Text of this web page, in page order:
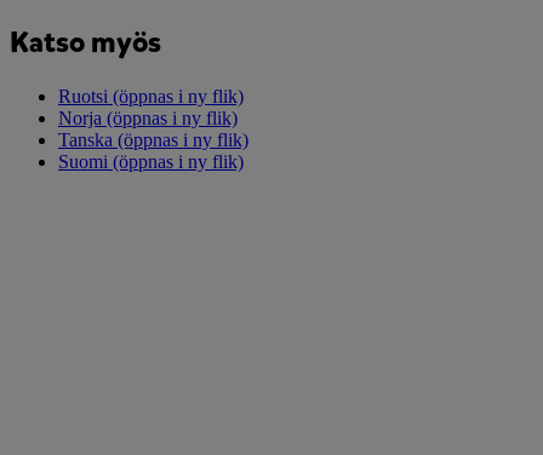
Katso myös
Ruotsi (öppnas i ny flik)
Norja (öppnas i ny flik)
Tanska (öppnas i ny flik)
Suomi (öppnas i ny flik)